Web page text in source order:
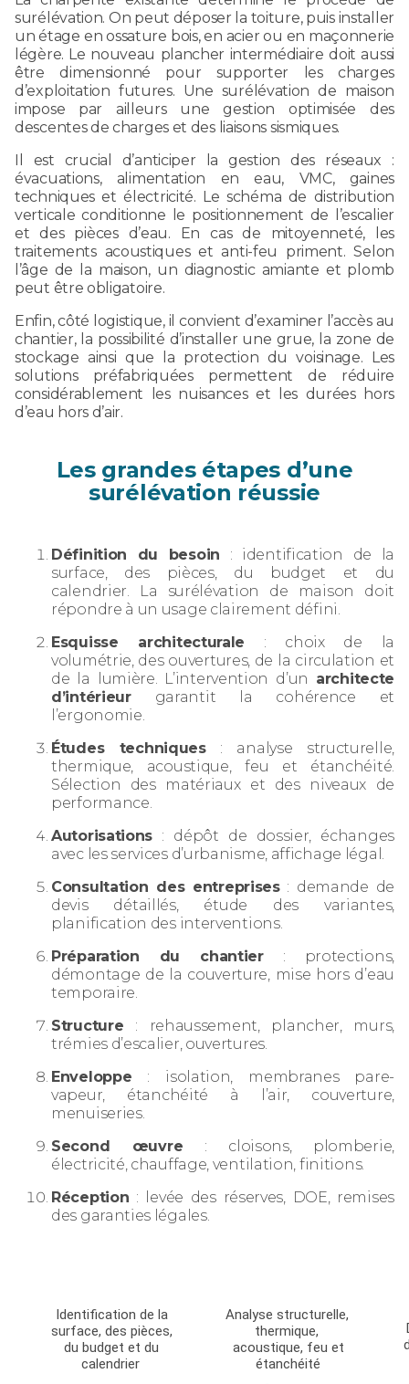
surélévation. On peut déposer la toiture, puis installer
un étage en ossature bois, en acier ou en maçonnerie
légère. Le nouveau plancher intermédiaire doit aussi
être dimensionné pour supporter les charges
d’exploitation futures. Une surélévation de maison
impose par ailleurs une gestion optimisée des
descentes de charges et des liaisons sismiques.
Il est crucial d’anticiper la gestion des réseaux :
évacuations, alimentation en eau, VMC, gaines
techniques et électricité. Le schéma de distribution
verticale conditionne le positionnement de l’escalier
et des pièces d’eau. En cas de mitoyenneté, les
traitements acoustiques et anti-feu priment. Selon
l’âge de la maison, un diagnostic amiante et plomb
peut être obligatoire.
Enfin, côté logistique, il convient d’examiner l’accès au
chantier, la possibilité d’installer une grue, la zone de
stockage ainsi que la protection du voisinage. Les
solutions préfabriquées permettent de réduire
considérablement les nuisances et les durées hors
d’eau hors d’air.
Les grandes étapes d’une
surélévation réussie
Définition du besoin : identification de la
surface, des pièces, du budget et du
calendrier. La surélévation de maison doit
répondre à un usage clairement défini.
Esquisse architecturale : choix de la
volumétrie, des ouvertures, de la circulation et
de la lumière. L’intervention d’un architecte
d’intérieurgarantit la cohérence et
l’ergonomie.
Études techniques: analyse structurelle,
thermique, acoustique, feu et étanchéité.
Sélection des matériaux et des niveaux de
performance.
Autorisations : dépôt de dossier, échanges
avec les services d’urbanisme, affichage légal.
Consultation des entreprises: demande de
devis détaillés, étude des variantes,
planification des interventions.
Préparation du chantier: protections,
démontage de la couverture, mise hors d’eau
temporaire.
Structure : rehaussement, plancher, murs,
trémies d’escalier, ouvertures.
Enveloppe : isolation, membranes pare-
vapeur, étanchéité à l’air, couverture,
menuiseries.
Second œuvre : cloisons, plomberie,
électricité, chauffage, ventilation, finitions.
Réception : levée des réserves, DOE, remises
des garanties légales.